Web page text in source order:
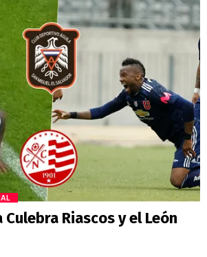
Culebra Riascos y el León